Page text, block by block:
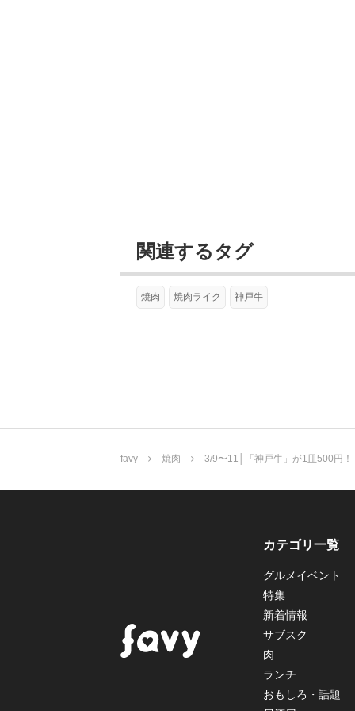
関連するタグ
焼肉 焼肉ライク 神戸牛
favy 焼肉 3/9〜11│「神戸牛」が1皿500円！
カテゴリ一覧
グルメイベント
特集
新着情報
サブスク
肉
ランチ
おもしろ・話題